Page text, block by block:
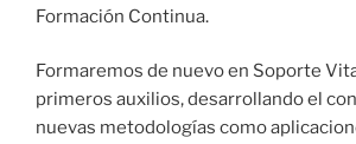
Formación Continua.
Formaremos de nuevo en Soporte
primeros auxilios, desarrollando el
nuevas metodologías como